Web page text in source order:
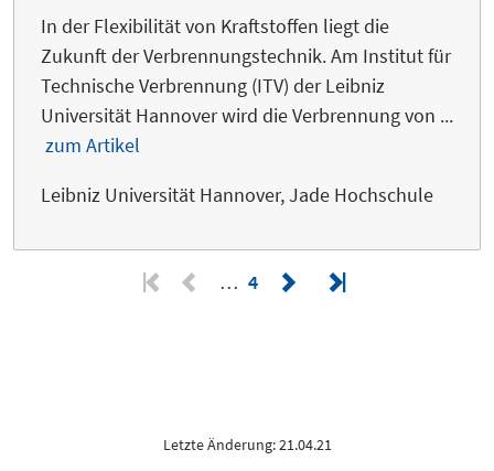
In der Flexibilität von Kraftstoffen liegt die
Zukunft der Verbrennungstechnik. Am Institut für
Technische Verbrennung (ITV) der Leibniz
Universität Hannover wird die Verbrennung von ...
zum Artikel
Leibniz Universität Hannover, Jade Hochschule
… 4
Letzte Änderung: 21.04.21